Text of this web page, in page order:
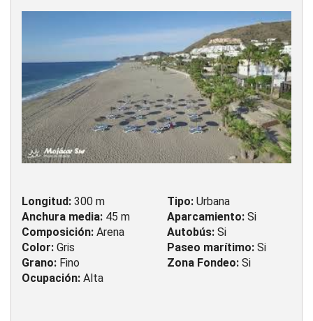
Longitud: 300 m
Anchura media: 45 m
Composición: Arena
Color: Gris
Grano: Fino
Ocupación: Alta
Tipo: Urbana
Aparcamiento: Si
Autobús: Si
Paseo marítimo: Si
Zona Fondeo: Si